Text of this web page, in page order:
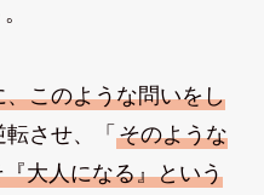
このような問いをし
させ、「 そのような
大人になる』という